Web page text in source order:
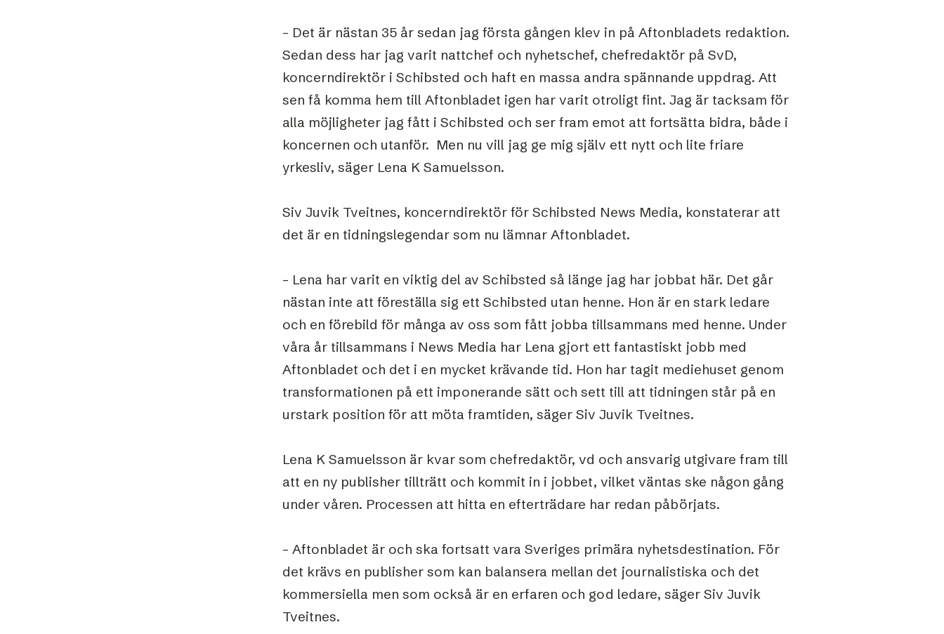
– Det är nästan 35 år sedan jag första gången klev in på Aftonbladets redaktion.
Sedan dess har jag varit nattchef och nyhetschef, chefredaktör på SvD,
koncerndirektör i Schibsted och haft en massa andra spännande uppdrag. Att
sen få komma hem till Aftonbladet igen har varit otroligt fint. Jag är tacksam för
alla möjligheter jag fått i Schibsted och ser fram emot att fortsätta bidra, både i
koncernen och utanför. Men nu vill jag ge mig själv ett nytt och lite friare
yrkesliv, säger Lena K Samuelsson.
Siv Juvik Tveitnes, koncerndirektör för Schibsted News Media, konstaterar att
det är en tidningslegendar som nu lämnar Aftonbladet.
– Lena har varit en viktig del av Schibsted så länge jag har jobbat här. Det går
nästan inte att föreställa sig ett Schibsted utan henne. Hon är en stark ledare
och en förebild för många av oss som fått jobba tillsammans med henne. Under
våra år tillsammans i News Media har Lena gjort ett fantastiskt jobb med
Aftonbladet och det i en mycket krävande tid. Hon har tagit mediehuset genom
transformationen på ett imponerande sätt och sett till att tidningen står på en
urstark position för att möta framtiden, säger Siv Juvik Tveitnes.
Lena K Samuelsson är kvar som chefredaktör, vd och ansvarig utgivare fram till
att en ny publisher tillträtt och kommit in i jobbet, vilket väntas ske någon gång
under våren. Processen att hitta en efterträdare har redan påbörjats.
– Aftonbladet är och ska fortsatt vara Sveriges primära nyhetsdestination. För
det krävs en publisher som kan balansera mellan det journalistiska och det
kommersiella men som också är en erfaren och god ledare, säger Siv Juvik
Tveitnes.